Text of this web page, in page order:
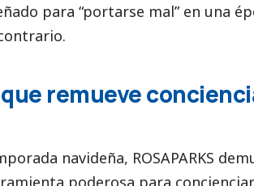
para “portarse mal” en una
remueve
navideña, ROSAPARKS
poderosa para